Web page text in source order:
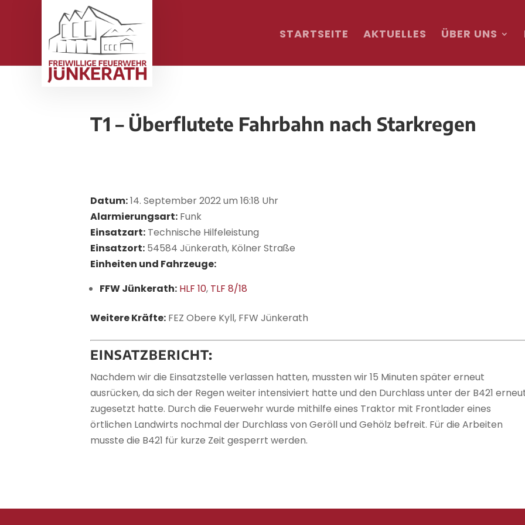
STARTSEITE AKTUELLES ÜBER UNS
T1 – Überflutete Fahrbahn nach Starkregen
Datum:14. September 2022 um 16:18 Uhr
Alarmierungsart: Funk
Einsatzart: Technische Hilfeleistung
Einsatzort: 54584 Jünkerath, Kölner Straße
Einheiten und Fahrzeuge:
FFW Jünkerath: HLF 10, TLF 8/18
Weitere Kräfte: FEZ Obere Kyll, FFW Jünkerath
EINSATZBERICHT:
Nachdem wir die Einsatzstelle verlassen hatten, mussten wir 15 Minuten später erneut
ausrücken, da sich der Regen weiter intensiviert hatte und den Durchlass unter der B421
zugesetzt hatte. Durch die Feuerwehr wurde mithilfe eines Traktor mit Frontlader eines
örtlichen Landwirts nochmal der Durchlass von Geröll und Gehölz befreit. Für die Arbeiten
musste die B421 für kurze Zeit gesperrt werden.